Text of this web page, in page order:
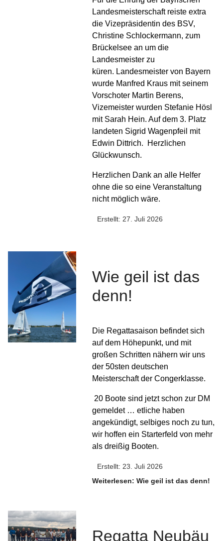
Landesmeisterschaft reiste extra
die Vizepräsidentin des BSV,
Christine Schlockermann, zum
Brückelsee an um die
Landesmeister zu
küren. Landesmeister von Bayern
wurde Manfred Kraus mit seinem
Vorschoter Martin Berens,
Vizemeister wurden Stefanie Hösl
mit Sarah Hein. Auf dem 3. Platz
landeten Sigrid Wagenpfeil mit
Edwin Dittrich. Herzlichen
Glückwunsch.
Herzlichen Dank an alle Helfer
ohne die so eine Veranstaltung
nicht möglich wäre.
Erstellt: 27. Juli 2026
Wie geil ist das
denn!
Die Regattasaison befindet sich
auf dem Höhepunkt, und mit
großen Schritten nähern wir uns
der 50sten deutschen
Meisterschaft der Congerklasse.
20 Boote sind jetzt schon zur DM
gemeldet … etliche haben
angekündigt, selbiges noch zu tun,
wir hoffen ein Starterfeld von mehr
als dreißig Booten.
Erstellt: 23. Juli 2026
Weiterlesen: Wie geil ist das denn!
Regatta Neubäu